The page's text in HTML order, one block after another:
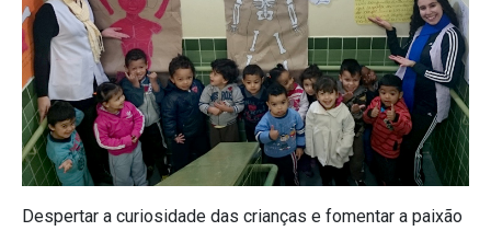
Despertar a curiosidade das crianças e fomentar a paixão